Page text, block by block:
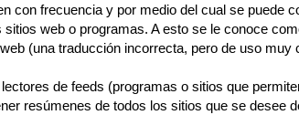
con frecuencia y por medio del cual se puede
web o programas. A esto se le conoce
(una traducción incorrecta, pero de uso muy
de feeds (programas o sitios que
resúmenes de todos los sitios que se desee